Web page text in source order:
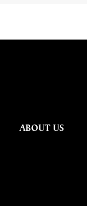
ABOUT US